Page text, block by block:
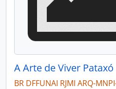
A Arte de Viver Pataxó
BR DFFUNAI RJMI ARQ-